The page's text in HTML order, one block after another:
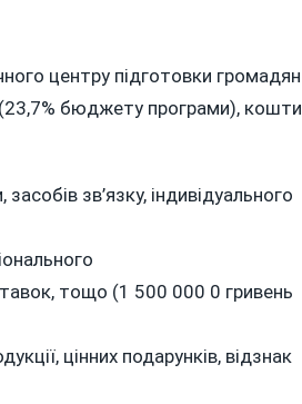
центру підготовки громадян
бюджету програми), кошти
зв’язку, індивідуального
тощо (1 500 000 0 гривень
цінних подарунків, відзнак